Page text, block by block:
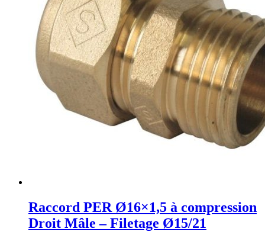
Raccord PER Ø16×1,5 à compression
Droit Mâle – Filetage Ø15/21